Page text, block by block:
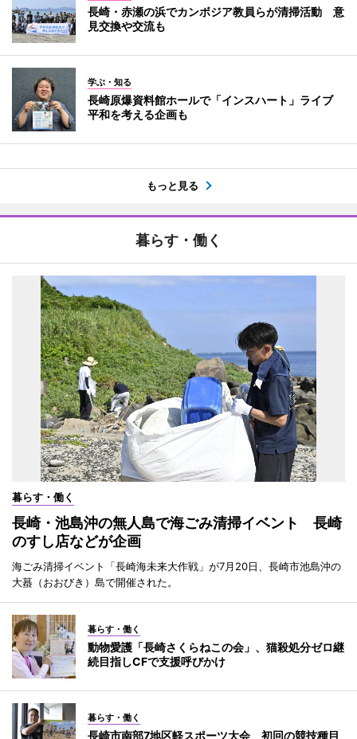
長崎・赤瀬の浜でカンボジア教員らが清掃活動 意
見交換や交流も
学ぶ・知る
長崎原爆資料館ホールで「インスハート」ライブ
平和を考える企画も
もっと見る
暮らす・働く
暮らす・働く
長崎・池島沖の無人島で海ごみ清掃イベント 長崎
のすし店などが企画
海ごみ清掃イベント「長崎海未来大作戦」が7月20日、長崎市池島沖の
大蟇（おおびき）島で開催された。
暮らす・働く
動物愛護「長崎さくらねこの会」、猫殺処分ゼロ継
続目指しCFで支援呼びかけ
暮らす・働く
長崎市南部7地区軽スポーツ大会 初回の競技種目